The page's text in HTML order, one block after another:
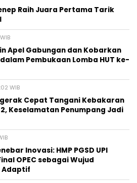
Raih Juara Pertama Tarik
Apel Gabungan dan Kobarkan
Pembukaan Lomba HUT ke-
WIB
Cepat Tangani Kebakaran
Keselamatan Penumpang Jadi
Inovasi: HMP PGSD UPI
OPEC sebagai Wujud
Adaptif